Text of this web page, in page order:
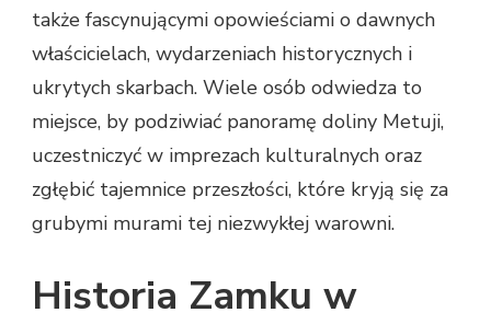
także fascynującymi opowieściami o dawnych
właścicielach, wydarzeniach historycznych i
ukrytych skarbach. Wiele osób odwiedza to
miejsce, by podziwiać panoramę doliny Metuji,
uczestniczyć w imprezach kulturalnych oraz
zgłębić tajemnice przeszłości, które kryją się za
grubymi murami tej niezwykłej warowni.
Historia Zamku w